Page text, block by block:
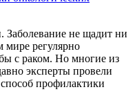
Заболевание не щадит ни
мире регулярно
с раком. Но многие из
эксперты провели
профилактики